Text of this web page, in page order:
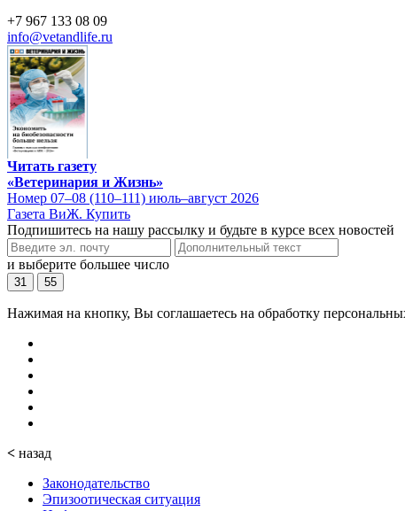
+7 967 133 08 09
info@vetandlife.ru
Читать газету
«Ветеринария и Жизнь»
Номер 07–08 (110–111) июль–август 2026
Газета ВиЖ. Купить
Подпишитесь на нашу рассылку и будьте в курсе всех новостей
и выберите большее число
31 55
Нажимая на кнопку, Вы соглашаетесь на обработку
< назад
Законодательство
Эпизоотическая ситуация